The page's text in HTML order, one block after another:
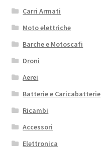
Carri Armati
Moto elettriche
Barche e Motoscafi
Droni
Aerei
Batterie e Caricabatterie
Ricambi
Accessori
Elettronica